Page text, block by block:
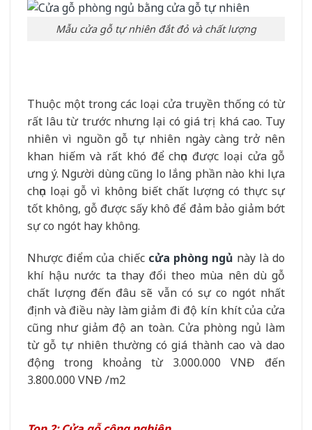
Mẫu cửa gỗ tự nhiên đắt đỏ và chất lượng
Thuộc một trong các loại cửa truyền thống có từ
rất lâu từ trước nhưng lại có giá trị khá cao. Tuy
nhiên vì nguồn gỗ tự nhiên ngày càng trở nên
khan hiếm và rất khó để chọn được loại cửa gỗ
ưng ý. Người dùng cũng lo lắng phần nào khi lựa
chọn loại gỗ vì không biết chất lượng có thực sự
tốt không, gỗ được sấy khô để đảm bảo giảm bớt
sự co ngót hay không.
Nhược điểm của chiếc cửa phòng ngủ này là do
khí hậu nước ta thay đổi theo mùa nên dù gỗ
chất lượng đến đâu sẽ vẫn có sự co ngót nhất
định và điều này làm giảm đi độ kín khít của cửa
cũng như giảm độ an toàn. Cửa phòng ngủ làm
từ gỗ tự nhiên thường có giá thành cao và dao
động trong khoảng từ 3.000.000 VNĐ đến
3.800.000 VNĐ /m2